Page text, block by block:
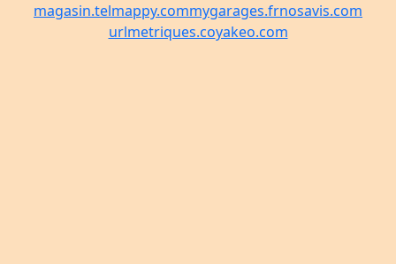
magasin.telmappy.commygarages.frnosavis.com
urlmetriques.coyakeo.com